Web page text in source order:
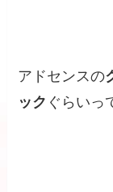
アドセンスの
ック ぐらいっ